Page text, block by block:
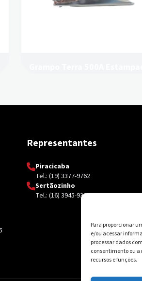
Para proporcionar
e/ou acessar
processar dados
consentimento ou
recursos e funções.
Representantes
Piracicaba
Tel.: (19) 3377-9762
Sertãozinho
Tel.: (16) 3945-9326